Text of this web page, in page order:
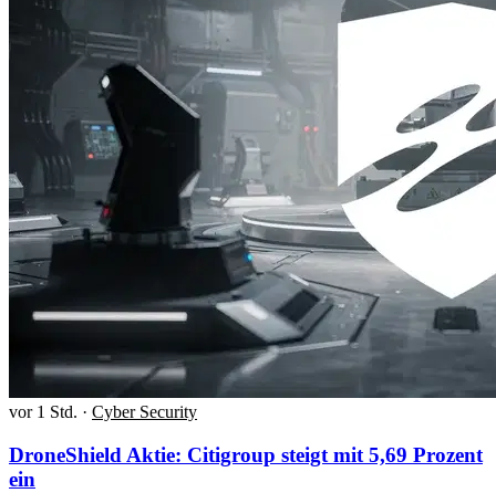
vor 1 Std. · Cyber Security
DroneShield Aktie: Citigroup steigt mit 5,69 Prozent
ein